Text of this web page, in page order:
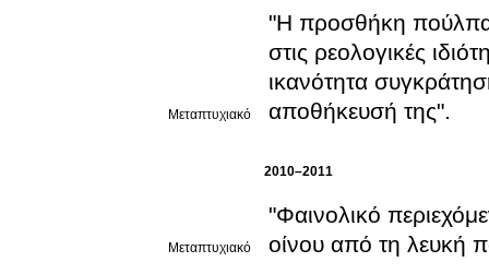
Μεταπτυχιακό
"Η προσθήκη
στις ρεολογικές
ικανότητα
αποθήκευσή της".
2010–2011
Μεταπτυχιακό
"Φαινολικό
οίνου από τη λευκή